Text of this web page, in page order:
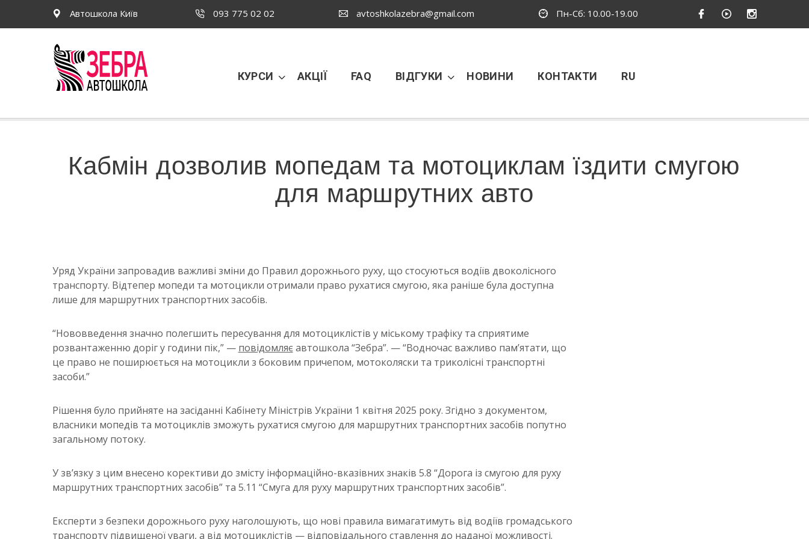
Автошкола Київ 093 775 02 02 avtoshkolazebra@gmail.com Пн-Сб: 10.00-19.00
КУРСИ АКЦІЇ FAQ ВІДГУКИ НОВИНИ КОНТАКТИ RU
Кабмін дозволив мопедам та мотоциклам їздити смугою
для маршрутних авто
Уряд України запровадив важливі зміни до Правил дорожнього руху, що стосуються водіїв двоколісного
транспорту. Відтепер мопеди та мотоцикли отримали право рухатися смугою, яка раніше була доступна
лише для маршрутних транспортних засобів.
“Нововведення значно полегшить пересування для мотоциклістів у міському трафіку та сприятиме
розвантаженню доріг у години пік,” — повідомляєавтошкола “Зебра”. — “Водночас важливо пам’ятати, що
це право не поширюється на мотоцикли з боковим причепом, мотоколяски та триколісні транспортні
засоби.”
Рішення було прийняте на засіданні Кабінету Міністрів України 1 квітня 2025 року. Згідно з документом,
власники мопедів та мотоциклів зможуть рухатися смугою для маршрутних транспортних засобів попутно
загальному потоку.
У зв’язку з цим внесено корективи до змісту інформаційно-вказівних знаків 5.8 “Дорога із смугою для руху
маршрутних транспортних засобів” та 5.11 “Смуга для руху маршрутних транспортних засобів”.
Експерти з безпеки дорожнього руху наголошують, що нові правила вимагатимуть від водіїв громадського
транспорту підвищеної уваги, а від мотоциклістів — відповідального ставлення до наданої можливості.